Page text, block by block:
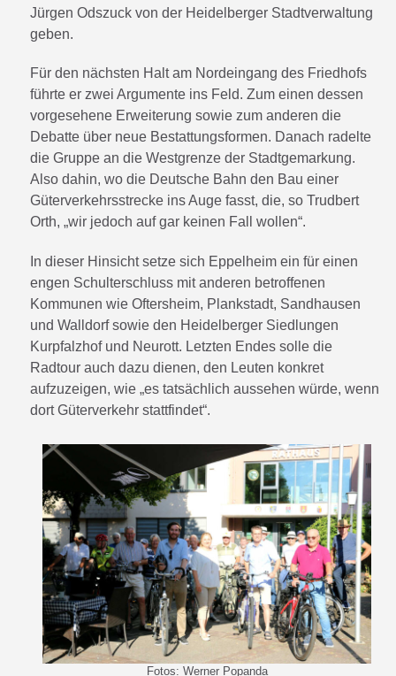
Jürgen Odszuck von der Heidelberger Stadtverwaltung
geben.
Für den nächsten Halt am Nordeingang des Friedhofs
führte er zwei Argumente ins Feld. Zum einen dessen
vorgesehene Erweiterung sowie zum anderen die
Debatte über neue Bestattungsformen. Danach radelte
die Gruppe an die Westgrenze der Stadtgemarkung.
Also dahin, wo die Deutsche Bahn den Bau einer
Güterverkehrsstrecke ins Auge fasst, die, so Trudbert
Orth, „wir jedoch auf gar keinen Fall wollen“.
In dieser Hinsicht setze sich Eppelheim ein für einen
engen Schulterschluss mit anderen betroffenen
Kommunen wie Oftersheim, Plankstadt, Sandhausen
und Walldorf sowie den Heidelberger Siedlungen
Kurpfalzhof und Neurott. Letzten Endes solle die
Radtour auch dazu dienen, den Leuten konkret
aufzuzeigen, wie „es tatsächlich aussehen würde, wenn
dort Güterverkehr stattfindet“.
Fotos: Werner Popanda